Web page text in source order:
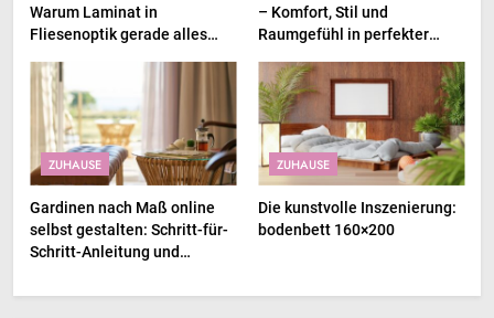
Warum Laminat in
Fliesenoptik gerade alles
– Komfort, Stil und
Raumgefühl in perfekter
ZUHAUSE
Gardinen nach Maß online
selbst gestalten: Schritt-für-
Schritt-Anleitung und
ZUHAUSE
Die kunstvolle Inszenierung:
bodenbett 160×200